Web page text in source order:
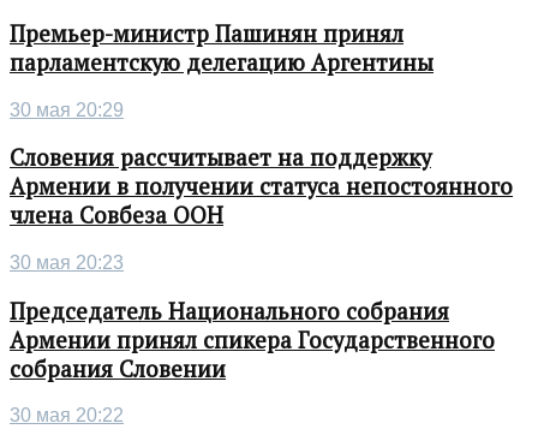
Премьер-министр Пашинян принял
парламентскую делегацию Аргентины
30 мая 20:29
Словения рассчитывает на поддержку
Армении в получении статуса непостоянного
члена Совбеза ООН
30 мая 20:23
Председатель Национального собрания
Армении принял спикера Государственного
собрания Словении
30 мая 20:22